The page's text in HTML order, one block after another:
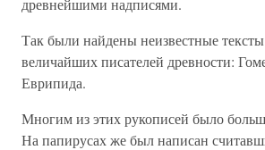
древнейшими надписями.
Так были найдены неизвестные
величайших писателей древности:
Еврипида.
Многим из этих рукописей было
На папирусах же был написан